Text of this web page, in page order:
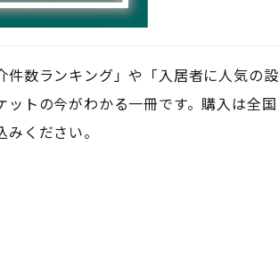
数ランキング」や「入居者に人気の設
トの今がわかる一冊です。購入は全国
ください。